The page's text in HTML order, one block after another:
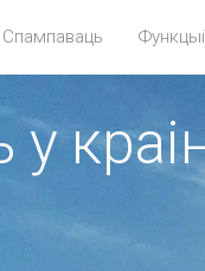
Спампаваць Функцыі
у